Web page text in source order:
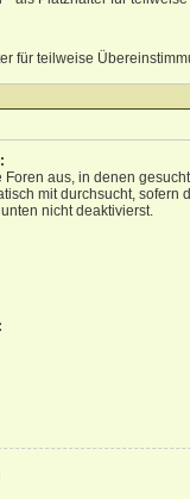
für teilweise
aus, in denen
mit durchsucht, sofern
nicht deaktivierst.